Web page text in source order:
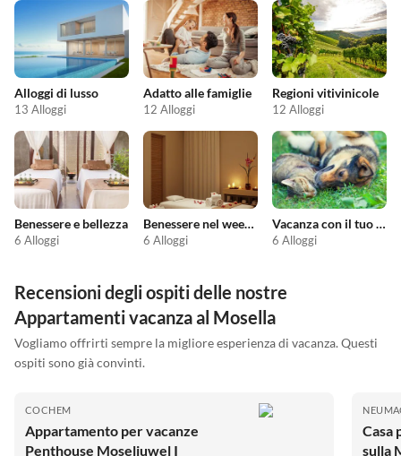
Alloggi di lusso
13 Alloggi
Adatto alle famiglie
12 Alloggi
Regioni vitivinicole
12 Alloggi
Benessere e bellezza
6 Alloggi
Benessere nel weekend
6 Alloggi
Vacanza con il tuo animale domestico
6 Alloggi
Recensioni degli ospiti delle nostre
Appartamenti vacanza al Mosella
Vogliamo offrirti sempre la migliore esperienza di vacanza. Questi
ospiti sono già convinti.
COCHEM
Appartamento per vacanze
Penthouse Moseljuwel I
Casa
sulla